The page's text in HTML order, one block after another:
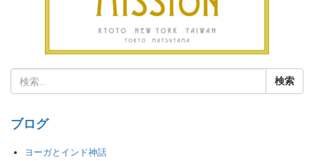
ブログ
ヨーガとインド神話